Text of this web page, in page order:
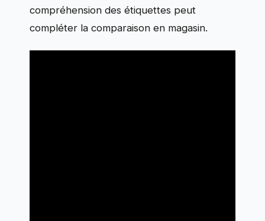
compréhension des étiquettes peut
compléter la comparaison en magasin.